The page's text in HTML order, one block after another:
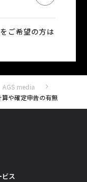
ご希望の方は
AGS media
や確定申告の有無
ス